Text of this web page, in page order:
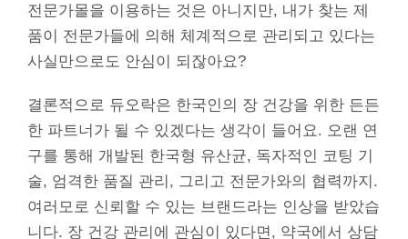
전문가몰을 이용하는 것은 아니지만, 내가 찾는 제
품이 전문가들에 의해 체계적으로 관리되고 있다는
사실만으로도 안심이 되잖아요?
결론적으로 듀오락은 한국인의 장 건강을 위한 든든
한 파트너가 될 수 있겠다는 생각이 들어요. 오랜 연
구를 통해 개발된 한국형 유산균, 독자적인 코팅 기
술, 엄격한 품질 관리, 그리고 전문가와의 협력까지.
여러모로 신뢰할 수 있는 브랜드라는 인상을 받았습
니다. 장 건강 관리에 관심이 있다면, 약국에서 상담